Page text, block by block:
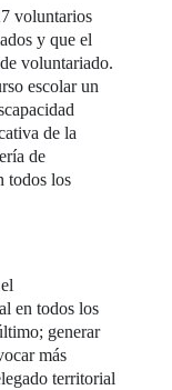
voluntarios
y que el
voluntariado.
escolar un
de la
de
todos los
en todos los
generar
más
territorial